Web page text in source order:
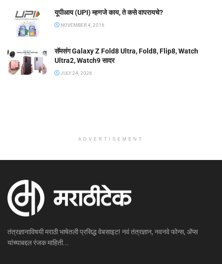
यूपीआय (UPI) म्हणजे काय, ते कसे वापरायचे?
NOVEMBER 4, 2016
सॅमसंग Galaxy Z Fold8 Ultra, Fold8, Flip8, Watch
Ultra2, Watch9 सादर
JULY 24, 2026
ADVERTISEMENT
तंत्रज्ञानाविषयी मराठी भाषेतली प्रसिद्ध वेबसाइट! नवं तंत्रज्ञान, नवनवे फोन्स, ॲप्स
यांच्याबद्दल रंजक माहिती...